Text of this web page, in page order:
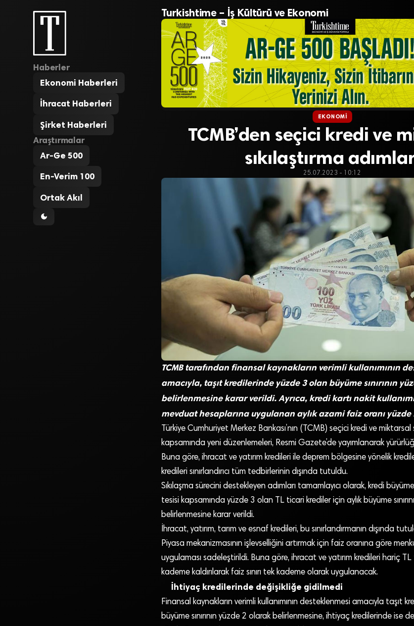
Haberler
Ekonomi Haberleri
İhracat Haberleri
Şirket Haberleri
Araştırmalar
Ar-Ge 500
En-Verim 100
Ortak Akıl
Turkishtime – İş Kültürü ve Ekonomi
EKONOMI
TCMB’den seçici kredi ve
sıkılaştırma
25.07.2023 - 10:12
TCMB tarafından finansal kaynakların verimli kullanımının
amacıyla, taşıt kredilerinde yüzde 3 olan büyüme sınırının
belirlenmesine karar verildi. Ayrıca, kredi kartı nakit
mevduat hesaplarına uygulanan aylık azami faiz oranı yüzde
Türkiye Cumhuriyet Merkez Bankası’nın (TCMB) seçici kredi ve miktarsal
kapsamında yeni düzenlemeleri, Resmi Gazete’de yayımlanarak
Buna göre, ihracat ve yatırım kredileri ile deprem bölgesine yönelik
kredileri sınırlandırıcı tüm tedbirlerinin dışında tutuldu.
Sıkılaşma sürecini destekleyen adımları tamamlayıcı olarak, kredi
tesisi kapsamında yüzde 3 olan TL ticari krediler için aylık büyüme
belirlenmesine karar verildi.
İhracat, yatırım, tarım ve esnaf kredileri, bu sınırlandırmanın dışında
Piyasa mekanizmasının işlevselliğini artırmak için faiz oranına göre
uygulaması sadeleştirildi. Buna göre, ihracat ve yatırım kredileri hariç
kademe kaldırılarak faiz sınırı tek kademe olarak uygulanacak.
İhtiyaç kredilerinde değişikliğe gidilmedi
Finansal kaynakların verimli kullanımının desteklenmesi amacıyla taşıt
büyüme sınırının yüzde 2 olarak belirlenmesine, ihtiyaç kredilerinde ise